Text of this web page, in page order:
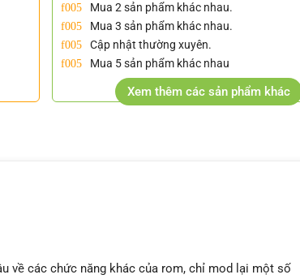
Mua 2 sản phẩm khác nhau.
Mua 3 sản phẩm khác nhau.
Cập nhật thường xuyên.
Mua 5 sản phẩm khác nhau
Xem thêm các sản phẩm khác
về các chức năng khác của rom, chỉ mod lại một số